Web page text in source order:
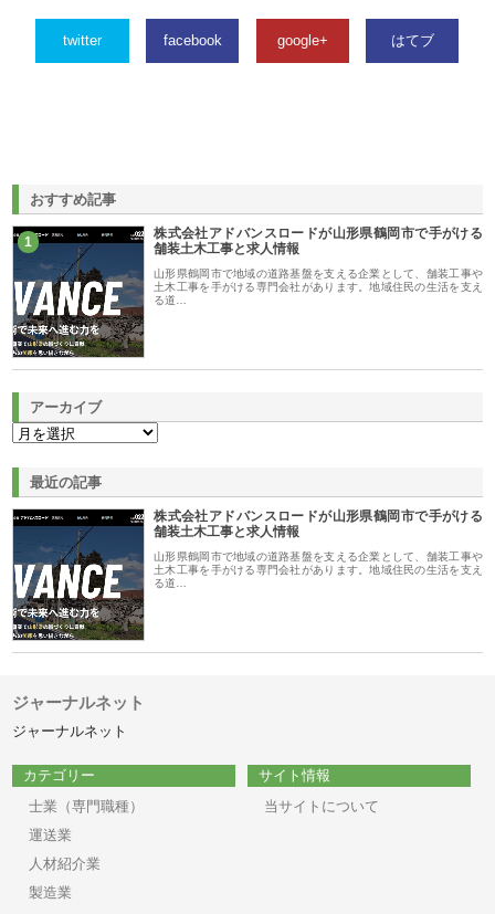
twitter facebook google+ はてブ
おすすめ記事
1
株式会社アドバンスロードが山形県鶴岡市で手がける
舗装土木工事と求人情報
山形県鶴岡市で地域の道路基盤を支える企業として、舗装工事や
土木工事を手がける専門会社があります。地域住民の生活を支え
る道…
アーカイブ
最近の記事
株式会社アドバンスロードが山形県鶴岡市で手がける
舗装土木工事と求人情報
山形県鶴岡市で地域の道路基盤を支える企業として、舗装工事や
土木工事を手がける専門会社があります。地域住民の生活を支え
る道…
ジャーナルネット
ジャーナルネット
カテゴリー
士業（専門職種）
運送業
人材紹介業
製造業
サイト情報
当サイトについて